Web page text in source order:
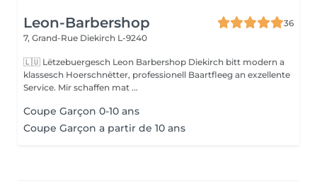
Leon-Barbershop
36
7, Grand-Rue Diekirch L-9240
🇱🇺 Lëtzebuergesch Leon Barbershop Diekirch bitt modern a
klassesch Hoerschnëtter, professionell Baartfleeg an exzellente
Service. Mir schaffen mat ...
Coupe Garçon 0-10 ans
Coupe Garçon a partir de 10 ans